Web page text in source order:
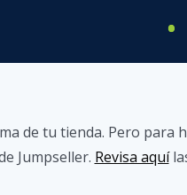
de tu tienda. Pero para
Jumpseller. Revisa aquí